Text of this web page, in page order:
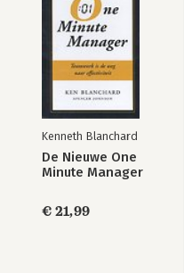
Kenneth Blanchard
De Nieuwe One
Minute Manager
€ 21,99